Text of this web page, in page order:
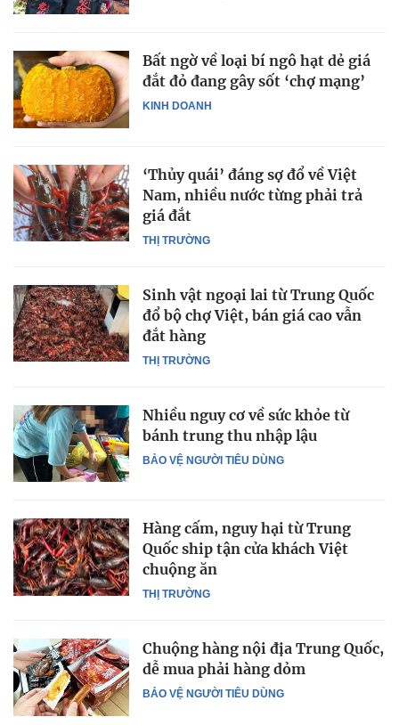
KINH DOANH
Bất ngờ về loại bí ngô hạt dẻ giá
đắt đỏ đang gây sốt ‘chợ mạng’
THỊ TRƯỜNG
‘Thủy quái’ đáng sợ đổ về Việt
Nam, nhiều nước từng phải trả
giá đắt
THỊ TRƯỜNG
Sinh vật ngoại lai từ Trung Quốc
đổ bộ chợ Việt, bán giá cao vẫn
đắt hàng
BẢO VỆ NGƯỜI TIÊU DÙNG
Nhiều nguy cơ về sức khỏe từ
bánh trung thu nhập lậu
THỊ TRƯỜNG
Hàng cấm, nguy hại từ Trung
Quốc ship tận cửa khách Việt
chuộng ăn
BẢO VỆ NGƯỜI TIÊU DÙNG
Chuộng hàng nội địa Trung Quốc,
dễ mua phải hàng dỏm